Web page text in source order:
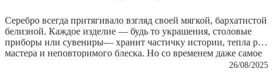
Серебро всегда притягивало взгляд своей мягкой, бархатистой
белизной. Каждое изделие — будь то украшения, столовые
приборы или сувениры— хранит частичку истории, тепла рук
мастера и неповторимого блеска. Но со временем даже самое
качественное серебро тускнеет, покрывается налетом и теряет
26/08/2025